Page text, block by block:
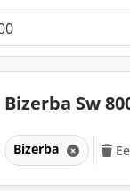
Bizerba Sw
Bizerba